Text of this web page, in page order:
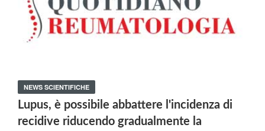
NEWS SCIENTIFICHE
Lupus, è possibile abbattere l'incidenza di
recidive riducendo gradualmente la